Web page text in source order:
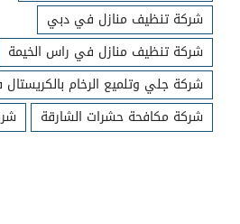
شركة تنظيف منازل في دبي
شركة تنظيف منازل في راس الخيمة
شركة جلي وتلميع الرخام
شركة مكافحة حشرات الشارقة